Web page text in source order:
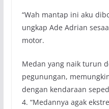
“Wah mantap ini aku
ungkap Ade Adrian
motor.
Medan yang naik turun
pegunungan,
dengan kendaraan
4. “Medannya agak